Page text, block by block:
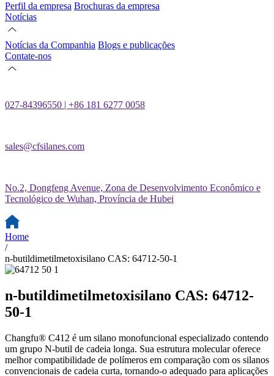
Perfil da empresa Brochuras da empresa
Notícias
Notícias da Companhia Blogs e publicações
Contate-nos
027-84396550 | +86 181 6277 0058
sales@cfsilanes.com
No.2, Dongfeng Avenue, Zona de Desenvolvimento Econômico e
Tecnológico de Wuhan, Província de Hubei
Home
/
n-butildimetilmetoxisilano CAS: 64712-50-1
n-butildimetilmetoxisilano CAS: 64712-
50-1
Changfu® C412 é um silano monofuncional especializado contendo
um grupo N-butil de cadeia longa. Sua estrutura molecular oferece
melhor compatibilidade de polímeros em comparação com os silanos
convencionais de cadeia curta, tornando-o adequado para aplicações